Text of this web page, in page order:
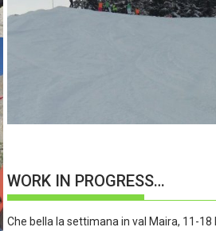
WORK IN PROGRESS…
Che bella la settimana in val Maira, 11-18